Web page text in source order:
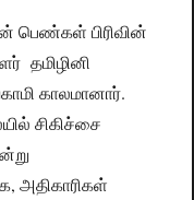
பெண்கள் பிரிவின்
தமிழினி
காலமானார்.
சிகிச்சை
அதிகாரிகள்